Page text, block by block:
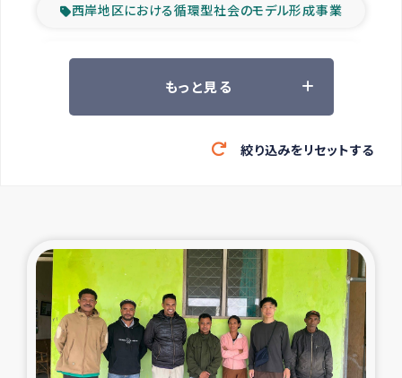
西岸地区における循環型社会のモデル形成事業
ツアー参加者の声
緊急救援の時代
東ティモール豪雨緊急支援
大雨による洪水被災者支援
カカオ生産者支援事業
もっと見る
絞り込みをリセットする